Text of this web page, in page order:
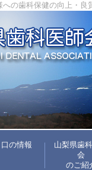
の歯科保健の向上・良
の情報
山梨県歯
会
のご紹